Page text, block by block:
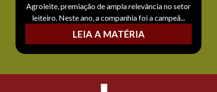
Agroleite, premiação de ampla relevância no setor
leiteiro. Neste ano, a companhia foi a campeã...
LEIA A MATÉRIA